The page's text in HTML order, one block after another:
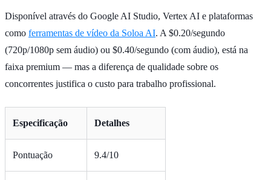
Disponível através do Google AI Studio, Vertex AI e plataformas
como ferramentas de vídeo da Soloa AI. A $0.20/segundo
(720p/1080p sem áudio) ou $0.40/segundo (com áudio), está na
faixa premium — mas a diferença de qualidade sobre os
concorrentes justifica o custo para trabalho profissional.
Especificação Detalhes
Pontuação 9.4/10